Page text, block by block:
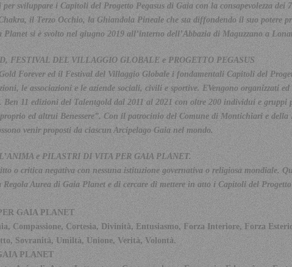
sviluppare i Capitoli del Progetto Pegasus di Gaia con la consapevolezza
il Terzo Occhio, la Ghiandola Pineale che sta diffondendo il suo potere
Planet si è svolto nel giugno 2019 all’interno dell’Abbazia di Maguzzano a
FESTIVAL DEL VILLAGGIO GLOBALE e PROGETTO PEGASUS
Forever ed il Festival del Villaggio Globale i fondamentali Capitoli del
le associazioni e le aziende sociali, civili e sportive. EVengono organizzati
11 edizioni del Talentgold dal 2011 al 2021 con oltre 200 individui e gruppi
ed altrui Benessere”. Con il patrocinio del Comune di Montichiari e
venir proposti da ciascun Arcipelago Gaia nel mondo.
e PILASTRI DI VITA PER GAIA PLANET.
o critica negativa con nessuna istituzione governativa o religiosa mondiale.
Aurea di Gaia Planet e di cercare di mettere in atto i Capitoli del
GAIA PLANET
Compassione, Cortesia, Divinità, Entusiasmo, Forza Interiore, Forza
Sovranità, Umiltà, Unione, Verità, Volontà.
PLANET